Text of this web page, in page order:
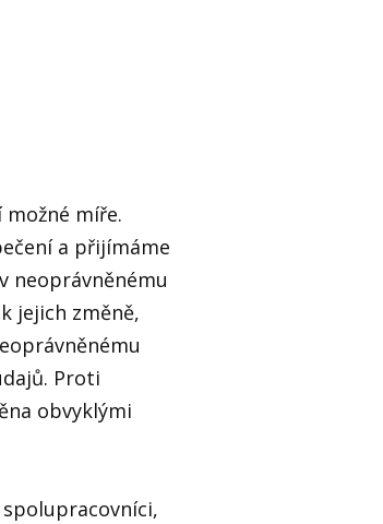
možné míře.
a přijímáme
neoprávněnému
jejich změně,
Proti
obvyklými